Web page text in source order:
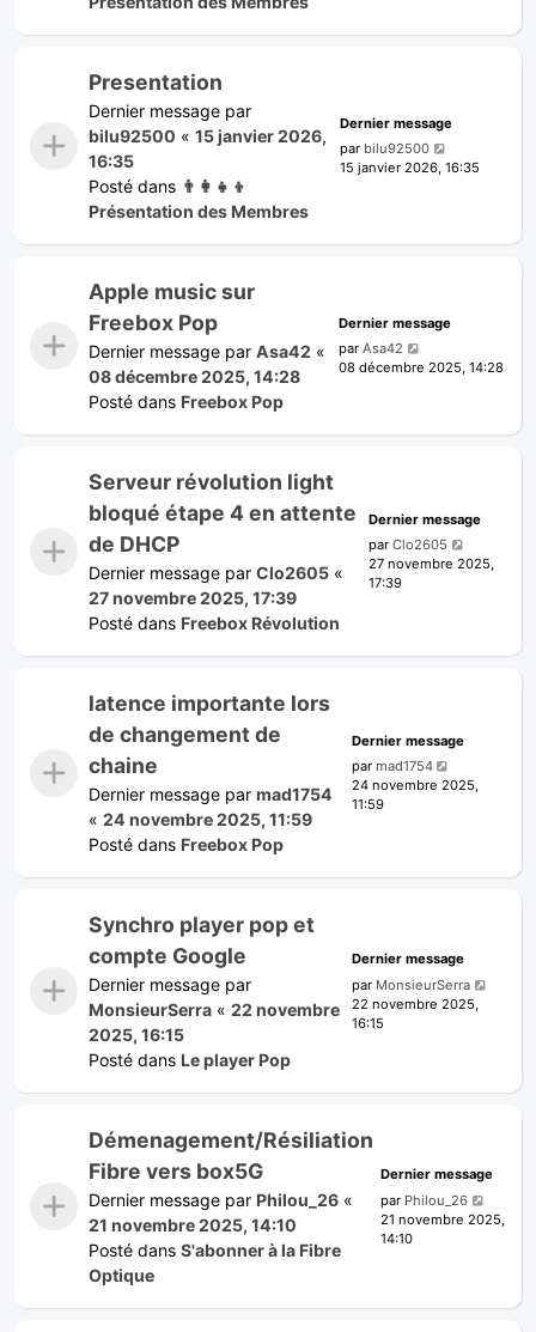
Presentation
Dernier message par
bilu92500 « 15 janvier 2026,
16:35
Posté dans 👨‍👩‍👧‍👦
Présentation des Membres
Dernier message
par bilu92500
15 janvier 2026, 16:35
Apple music sur
Freebox Pop
Dernier message par Asa42 «
08 décembre 2025, 14:28
Posté dans Freebox Pop
Dernier message
parAsa42
08 décembre 2025, 14:28
Serveur révolution light
bloqué étape 4 en attente
de DHCP
Dernier message par Clo2605 «
27 novembre 2025, 17:39
Posté dans Freebox Révolution
Dernier message
par Clo2605
27 novembre 2025,
17:39
latence importante lors
de changement de
chaine
Dernier message par mad1754
« 24 novembre 2025, 11:59
Posté dans Freebox Pop
Dernier message
par mad1754
24 novembre 2025,
11:59
Synchro player pop et
compte Google
Dernier message par
MonsieurSerra « 22 novembre
2025, 16:15
Posté dans Le player Pop
Dernier message
par MonsieurSerra
22 novembre 2025,
16:15
Démenagement/Résiliation
Fibre vers box5G
Dernier message par Philou_26 «
21 novembre 2025, 14:10
Posté dans S'abonner à la Fibre
Optique
Dernier message
par Philou_26
21 novembre 2025,
14:10